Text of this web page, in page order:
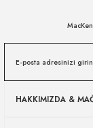
HAKKIMIZDA &